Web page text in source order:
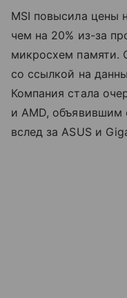
MSI повысила цены
чем на 20% из-за
микросхем памяти.
со ссылкой на
Компания стала
и AMD,
вслед за ASUS и